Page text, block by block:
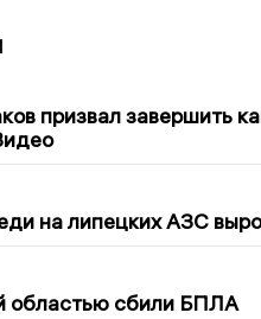
призвал завершить
на липецких АЗС
областью сбили БПЛА